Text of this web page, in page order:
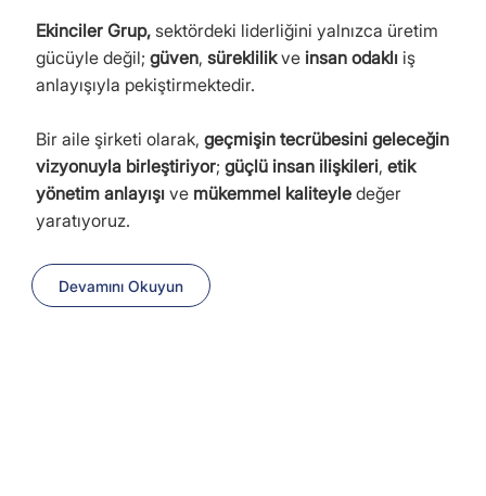
Ekinciler Grup,sektördeki liderliğini yalnızca üretim
gücüyle değil; güven, süreklilikveinsan odaklı iş
anlayışıyla pekiştirmektedir.
Bir aile şirketi olarak, geçmişin tecrübesini geleceğin
vizyonuyla birleştiriyor; güçlü insan ilişkileri, etik
yönetim anlayışıve mükemmel kaliteyledeğer
yaratıyoruz.
Devamını Okuyun